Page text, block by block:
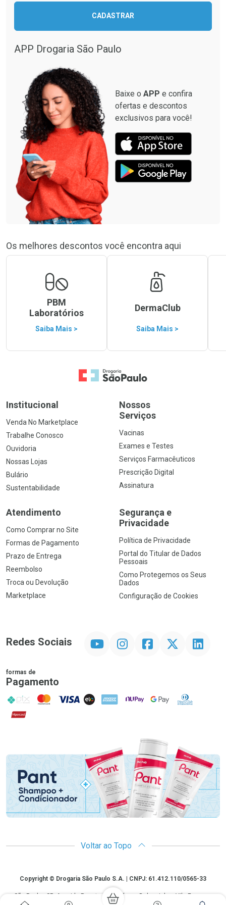
Comprar sem Desconto
Comprar sem Desconto
Comprar sem Desconto
Comprar sem Desconto
CADASTRAR
APP Drogaria São Paulo
Baixe o APP e confira
ofertas e descontos
exclusivos para você!
Os melhores descontos você encontra aqui
PBM
Laboratórios
Saiba Mais >
DermaClub
Saiba Mais >
Ir para a Home
Institucional
Venda No Marketplace
Trabalhe Conosco
Ouvidoria
Nossas Lojas
Bulário
Sustentabilidade
Nossos
Serviços
Vacinas
Exames e Testes
Serviços Farmacêuticos
Prescrição Digital
Assinatura
Atendimento
Como Comprar no Site
Formas de Pagamento
Prazo de Entrega
Reembolso
Troca ou Devolução
Marketplace
Segurança e
Privacidade
Política de Privacidade
Portal do Titular de Dados
Pessoais
Como Protegemos os Seus
Dados
Configuração de Cookies
Redes Sociais InstagramFacebookTwitter Linkedin
formas de
Pagamento
PIX MasterCard
VISA ELO AMEX NuPay Google PayDiners Club
Hipercard
Voltar ao Topo
CopyrightCopyright © Drogaria São Paulo S.A. | CNPJ: 61.412.110/0565-33
São Paulo - SP: Avenida Renata, 60, Chácara Belenzinho - Vila Formosa